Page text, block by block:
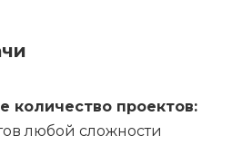
количество проектов:
любой сложности